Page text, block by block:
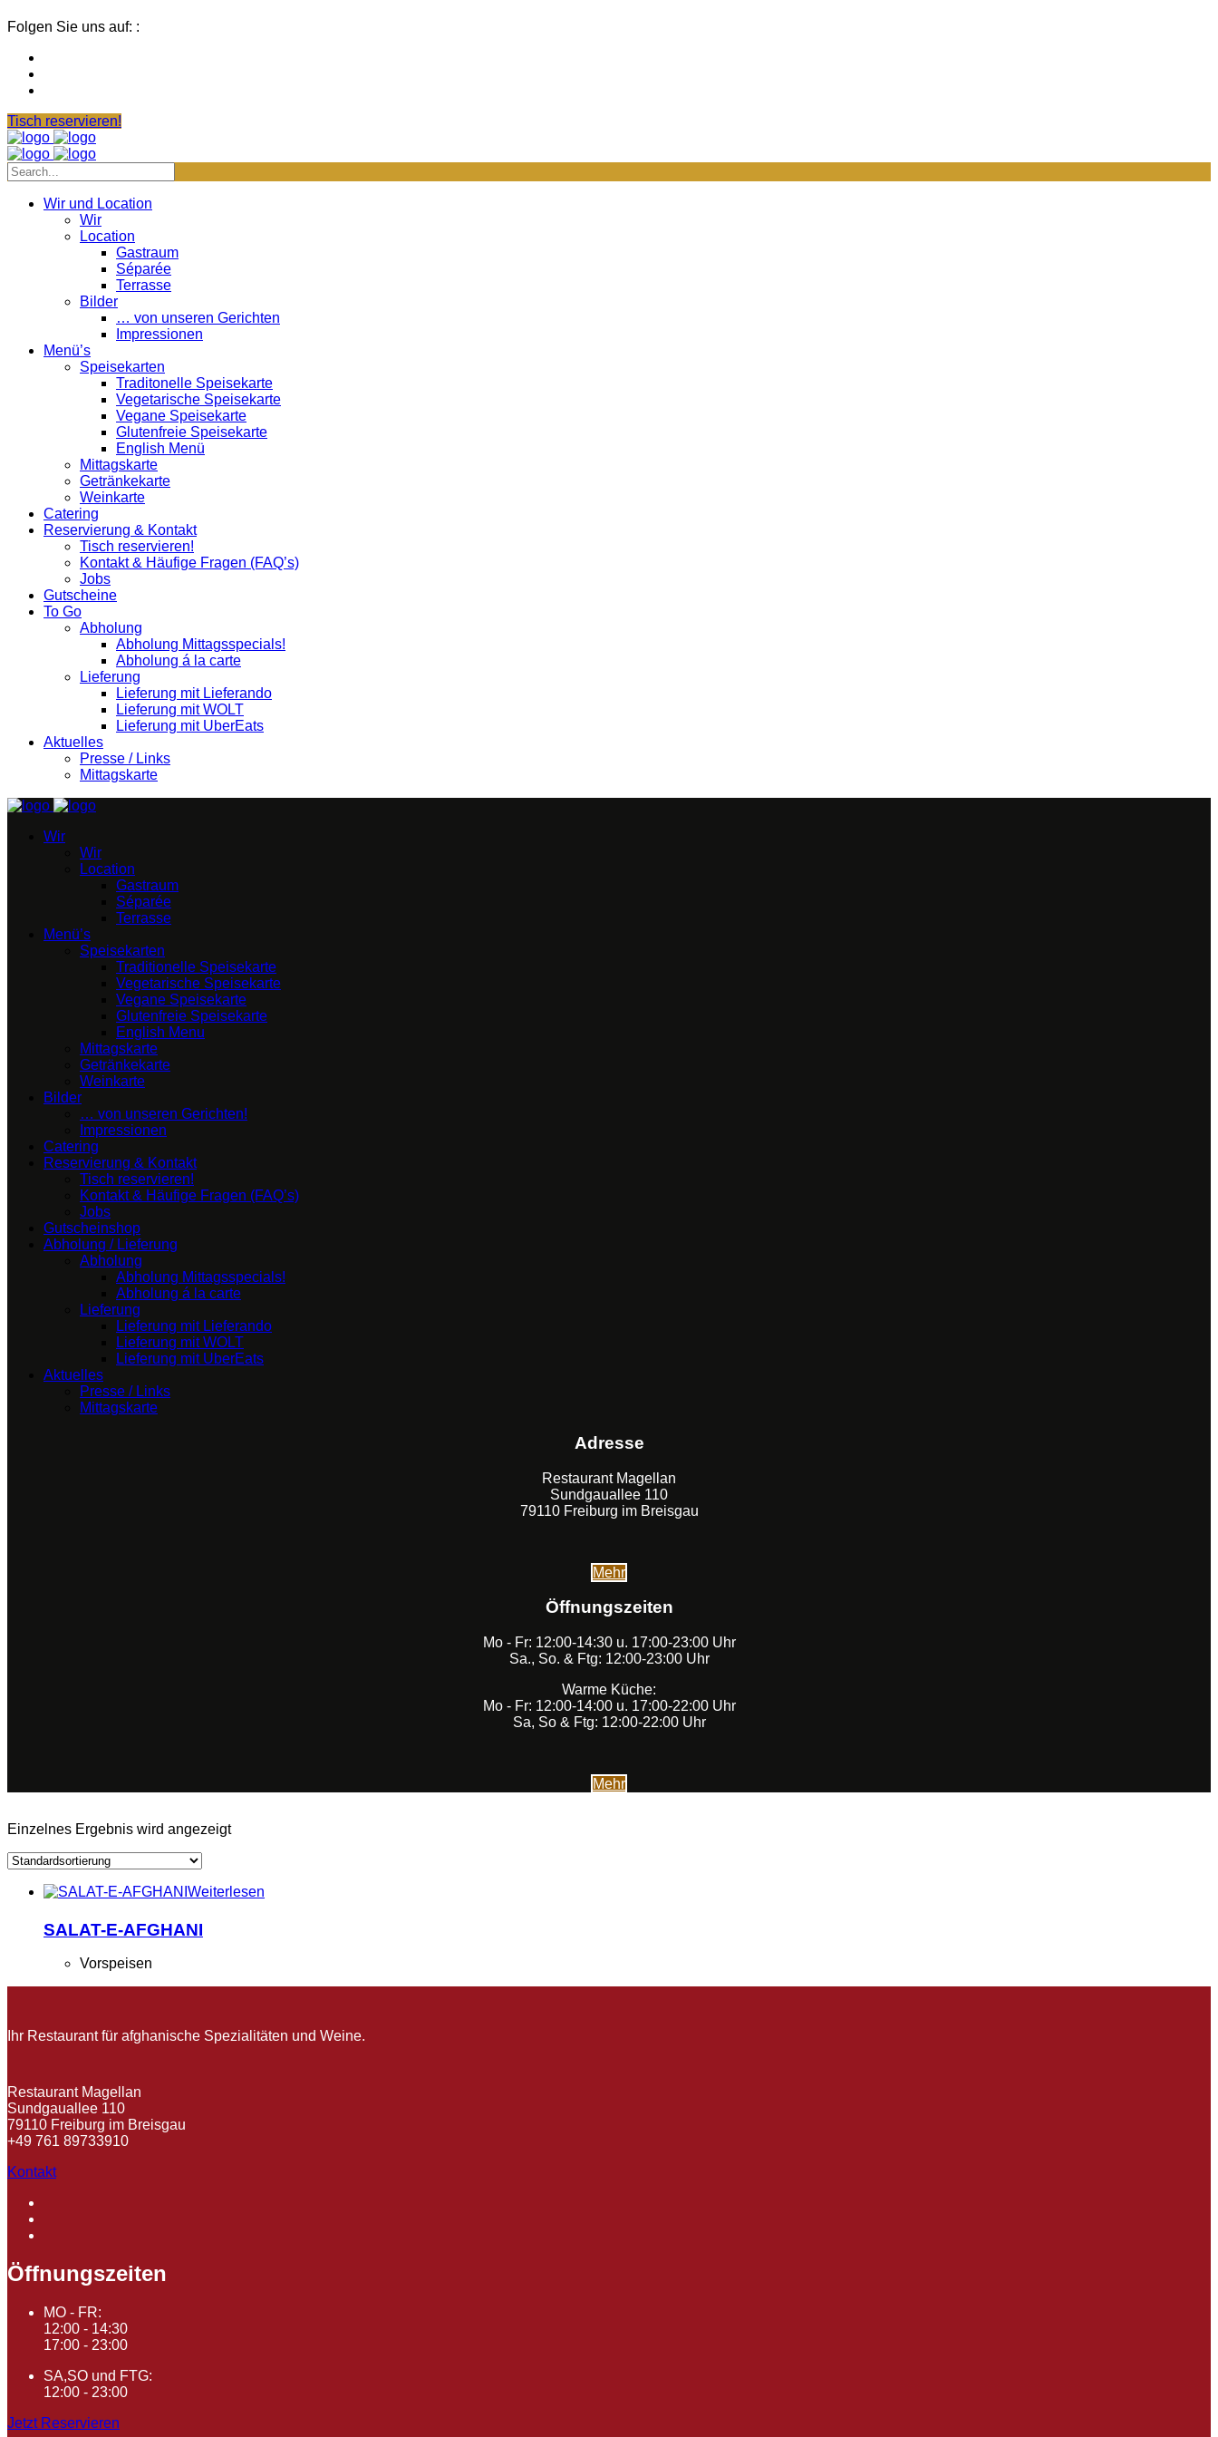
Folgen Sie uns auf: :
Tisch reservieren!
Wir und Location
Wir
Location
Gastraum
Séparée
Terrasse
Bilder
… von unseren Gerichten
Impressionen
Menü’s
Speisekarten
Traditonelle Speisekarte
Vegetarische Speisekarte
Vegane Speisekarte
Glutenfreie Speisekarte
English Menü
Mittagskarte
Getränkekarte
Weinkarte
Catering
Reservierung & Kontakt
Tisch reservieren!
Kontakt & Häufige Fragen (FAQ’s)
Jobs
Gutscheine
To Go
Abholung
Abholung Mittagsspecials!
Abholung á la carte
Lieferung
Lieferung mit Lieferando
Lieferung mit WOLT
Lieferung mit UberEats
Aktuelles
Presse / Links
Mittagskarte
Wir
Wir
Location
Gastraum
Séparée
Terrasse
Menü’s
Speisekarten
Traditionelle Speisekarte
Vegetarische Speisekarte
Vegane Speisekarte
Glutenfreie Speisekarte
English Menu
Mittagskarte
Getränkekarte
Weinkarte
Bilder
… von unseren Gerichten!
Impressionen
Catering
Reservierung & Kontakt
Tisch reservieren!
Kontakt & Häufige Fragen (FAQ’s)
Jobs
Gutscheinshop
Abholung / Lieferung
Abholung
Abholung Mittagsspecials!
Abholung á la carte
Lieferung
Lieferung mit Lieferando
Lieferung mit WOLT
Lieferung mit UberEats
Aktuelles
Presse / Links
Mittagskarte
Adresse
Restaurant Magellan
Sundgauallee 110
79110 Freiburg im Breisgau
Mehr
Öffnungszeiten
Mo - Fr: 12:00-14:30 u. 17:00-23:00 Uhr
Sa., So. & Ftg: 12:00-23:00 Uhr
Warme Küche:
Mo - Fr: 12:00-14:00 u. 17:00-22:00 Uhr
Sa, So & Ftg: 12:00-22:00 Uhr
Mehr
Einzelnes Ergebnis wird angezeigt
Weiterlesen
SALAT-E-AFGHANI
Vorspeisen
Ihr Restaurant für afghanische Spezialitäten und Weine.
Restaurant Magellan
Sundgauallee 110
79110 Freiburg im Breisgau
+49 761 89733910
Kontakt
Öffnungszeiten
MO - FR:
12:00 - 14:30
17:00 - 23:00
SA,SO und FTG:
12:00 - 23:00
Jetzt Reservieren